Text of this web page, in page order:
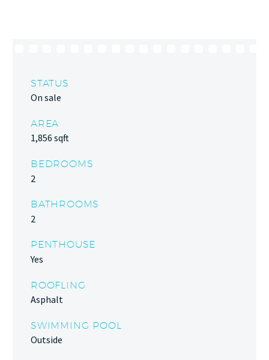
STATUS
On sale
AREA
1,856 sqft
BEDROOMS
2
BATHROOMS
2
PENTHOUSE
Yes
ROOFLING
Asphalt
SWIMMING POOL
Outside